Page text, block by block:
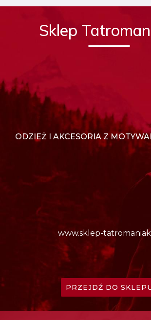
Sklep
ODZIEŻ I AKCESORIA Z
www.sklep-
PRZEJDŹ DO